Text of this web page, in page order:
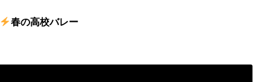
春の高校バレー